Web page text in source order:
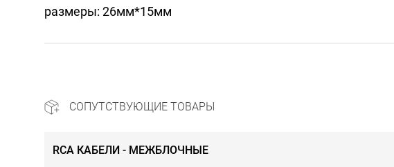
размеры: 26мм*15мм
СОПУТСТВУЮЩИЕ ТОВАРЫ
RCA КАБЕЛИ - МЕЖБЛОЧНЫЕ